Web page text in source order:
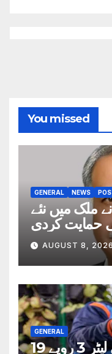
You missed
GENERAL NEWS
ملک میں نئے
حمایت کردی
AUGUST 8, 2026
GENERAL
حکومت نے پیٹرول فی لیٹر 3 روپے 19